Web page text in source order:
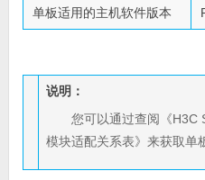
单板适用的主机软件版本
说明：
您可以通过查阅《H3C
模块适配关系表》来获取单